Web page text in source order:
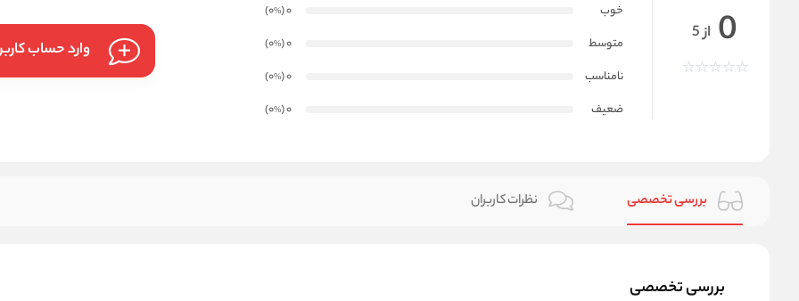
0 از 5
خوب
0
(0
%
)
متوسط
0
(0
%
)
نامناسب
0
(0
%
)
ضعیف
0
(0
%
)
وارد حساب
بررسی تخصصی نظرات کاربران
بررسی تخصصی